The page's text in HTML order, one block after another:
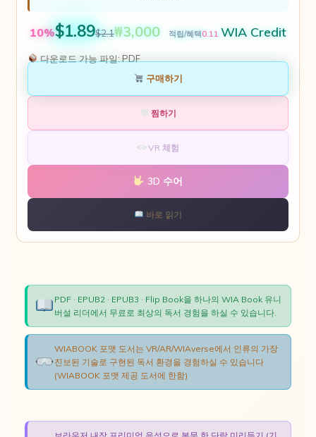
10%$1.89$2.1₩3,000 적립/혜택0.11 WIA Credit
다운로드 가능 파일: PDF
구매하기
찜하기
VR 체험
3D 수어
바로 읽기
PDF · EPUB2 · EPUB3 · Flip Book을 하나의 WIA Book 유니
버설 리더에서 무료로 최상의 독서 경험을 하실 수 있습니다.
WIABOOK 포맷 도서는 VR/AR/WIAverse에서 인류의 가장
진보된 기술로 구현된 독서 환경을 경험하실 수 있습니다
(WIABOOK 포맷 제공 도서에 한함)